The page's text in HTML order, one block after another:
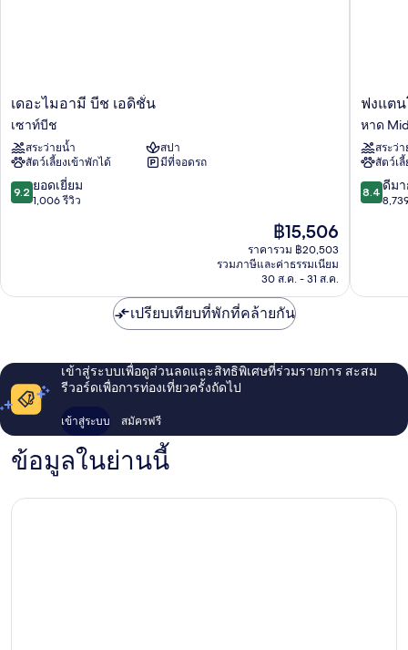
เดอะ
ไม
อามี
บีช
เอ
ดิชั่น
เซา
เดอะไมอามี บีช เอดิชั่น
เซาท์บีช
สระว่ายน้ำ
สปา
สัตว์เลี้ยงเข้าพักได้
มีที่จอดรถ
9.2
จาก
9.2 ยอดเยี่ยม
1,006 รีวิว
ราคา
ปัจจุบัน
คือ
฿15,506
฿15,506
ราคารวม ฿20,503
รวมภาษีและค่าธรรมเนียม
30 ส.ค. - 31 ส.ค.
ฟง
โบล
ไม
อา
มี
บีช
ฟงแต
หาด
สระว่
สัตว์เ
8.4
จาก
8.4 ดีม
เปรียบเทียบที่พักที่คล้ายกัน
เข้าสู่ระบบเพื่อดูส่วนลดและสิทธิพิเศษที่ร่วมรายการ สะสม
รีวอร์ดเพื่อการท่องเที่ยวครั้งถัดไป
เข้าสู่ระบบ สมัครฟรี
ข้อมูลในย่านนี้